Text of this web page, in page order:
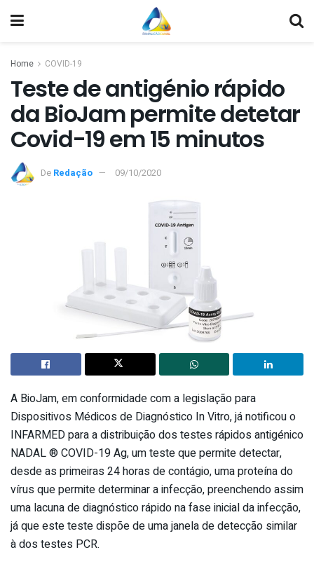
Home COVID-19
Teste de antigénio rápido
da BioJam permite detetar
Covid-19 em 15 minutos
De Redação 09/10/2020
A BioJam, em conformidade com a legislação para
Dispositivos Médicos de Diagnóstico In Vitro, já notificou o
INFARMED para a distribuição dos testes rápidos antigénico
NADAL ® COVID-19 Ag, um teste que permite detectar,
desde as primeiras 24 horas de contágio, uma proteína do
vírus que permite determinar a infecção, preenchendo assim
uma lacuna de diagnóstico rápido na fase inicial da infecção,
já que este teste dispõe de uma janela de detecção similar
à dos testes PCR.